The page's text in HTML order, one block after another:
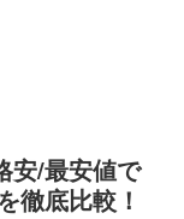
安/最安値で
徹底比較！